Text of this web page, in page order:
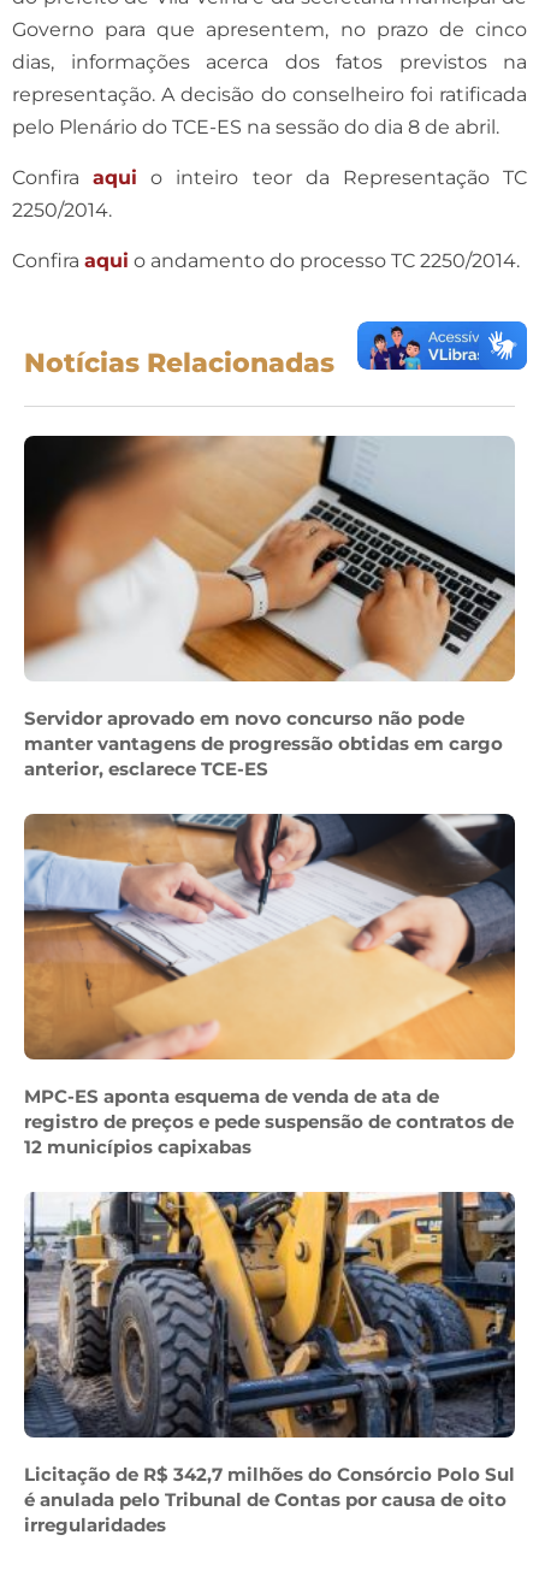
Governo para que apresentem, no prazo de cinco
dias, informações acerca dos fatos previstos na
representação. A decisão do conselheiro foi ratificada
pelo Plenário do TCE-ES na sessão do dia 8 de abril.
Confiraaqui o inteiro teor da Representação TC
2250/2014.
Confira aqui o andamento do processo TC 2250/2014.
Notícias Relacionadas
Servidor aprovado em novo concurso não pode
manter vantagens de progressão obtidas em cargo
anterior, esclarece TCE-ES
MPC-ES aponta esquema de venda de ata de
registro de preços e pede suspensão de contratos de
12 municípios capixabas
Licitação de R$ 342,7 milhões do Consórcio Polo Sul
é anulada pelo Tribunal de Contas por causa de oito
irregularidades